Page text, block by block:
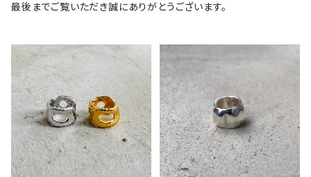
最後までご覧いただき誠にありがとうございます。